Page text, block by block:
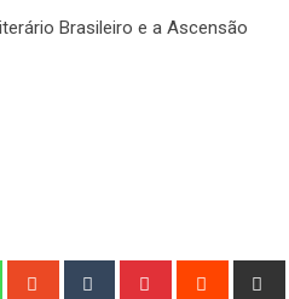
WhatsappStumbleUpon
Tumblr Pinterest Reddit